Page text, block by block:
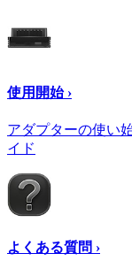
使用開始 ›
アダプターの使い
イド
よくある質問 ›